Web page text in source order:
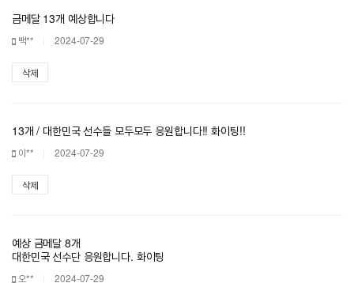
금메달 13개 예상합니다
백** 2024-07-29
삭제
13개 / 대한민국 선수들 모두모두 응원합니다!! 화이팅!!
이** 2024-07-29
삭제
예상 금메달 8개
대한민국 선수단 응원합니다. 화이팅
오** 2024-07-29